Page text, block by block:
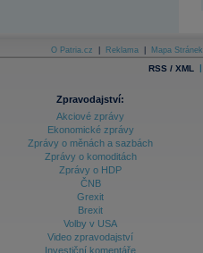
O Patria.cz Reklama Mapa Stránek
RSS / XML |
Zpravodajství:
Akciové zprávy
Ekonomické zprávy
Zprávy o měnách a sazbách
Zprávy o komoditách
Zprávy o HDP
ČNB
Grexit
Brexit
Volby v USA
Video zpravodajství
Investiční komentáře